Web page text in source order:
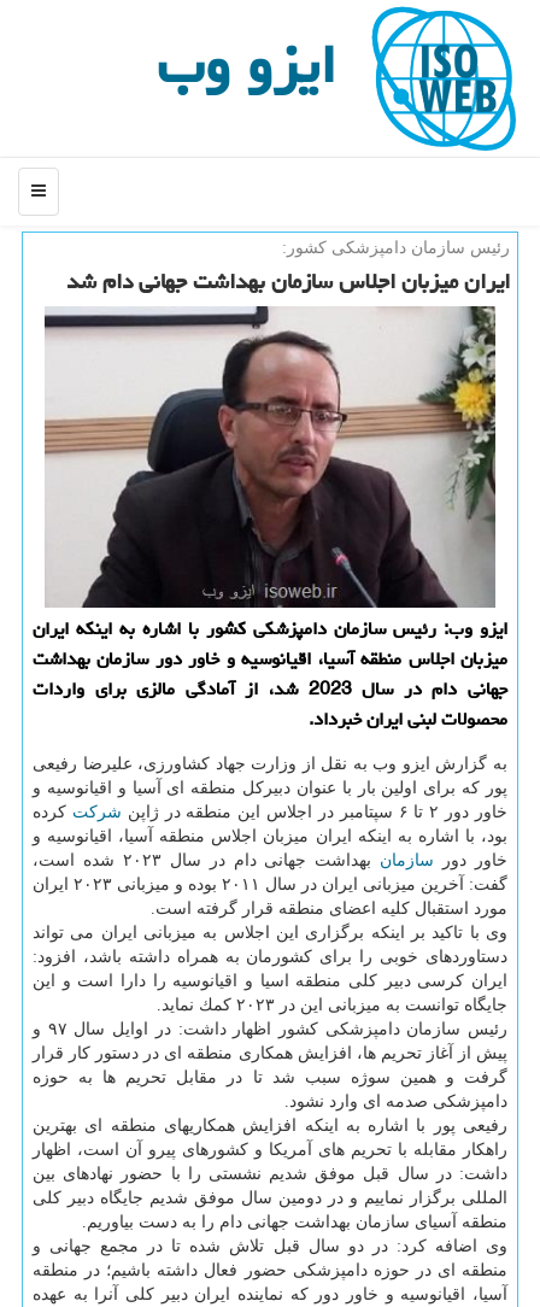
ایزو وب
منو
رئیس سازمان دامپزشكی كشور:
ایران میزبان اجلاس سازمان بهداشت جهانی دام شد
ایزو وب: رئیس سازمان دامپزشكی كشور با اشاره به اینكه ایران
میزبان اجلاس منطقه آسیا، اقیانوسیه و خاور دور سازمان بهداشت
جهانی دام در سال 2023 شد، از آمادگی مالزی برای واردات
محصولات لبنی ایران خبرداد.
به گزارش ایزو وب به نقل از وزارت جهاد كشاورزی، علیرضا رفیعی
پور كه برای اولین بار با عنوان دبیركل منطقه ای آسیا و اقیانوسیه و
خاور دور ۲ تا ۶ سپتامبر در اجلاس این منطقه در ژاپن
شركت كرده
بود، با اشاره به اینكه ایران میزبان اجلاس منطقه آسیا، اقیانوسیه و
خاور دور سازمان
بهداشت جهانی دام در سال ۲۰۲۳ شده است،
گفت: آخرین میزبانی ایران در سال ۲۰۱۱ بوده و میزبانی ۲۰۲۳ ایران
مورد استقبال كلیه اعضای منطقه قرار گرفته است.
وی با تاكید بر اینكه برگزاری این اجلاس به میزبانی ایران می تواند
دستاوردهای خوبی را برای كشورمان به همراه داشته باشد، افزود:
ایران كرسی دبیر كلی منطقه اسیا و اقیانوسیه را دارا است و این
جایگاه توانست به میزبانی این در ۲۰۲۳ كمك نماید.
رئیس سازمان دامپزشكی كشور اظهار داشت: در اوایل سال ۹۷ و
پیش از آغاز تحریم ها، افزایش همكاری منطقه ای در دستور كار قرار
گرفت و همین سوژه سبب شد تا در مقابل تحریم ها به حوزه
دامپزشكی صدمه ای وارد نشود.
رفیعی پور با اشاره به اینكه افزایش همكاریهای منطقه ای بهترین
راهكار مقابله با تحریم های آمریكا و كشورهای پیرو آن است، اظهار
داشت: در سال قبل موفق شدیم نشستی را با حضور نهادهای بین
المللی برگزار نماییم و در دومین سال موفق شدیم جایگاه دبیر كلی
منطقه آسیای سازمان بهداشت جهانی دام را به دست بیاوریم.
وی اضافه كرد: در دو سال قبل تلاش شده تا در مجمع جهانی و
منطقه ای در حوزه دامپزشكی حضور فعال داشته باشیم؛ در منطقه
آسیا، اقیانوسیه و خاور دور كه نماینده ایران دبیر كلی آنرا به عهده